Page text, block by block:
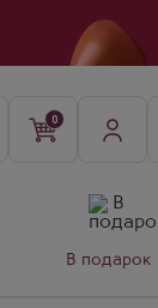
0
В подарок